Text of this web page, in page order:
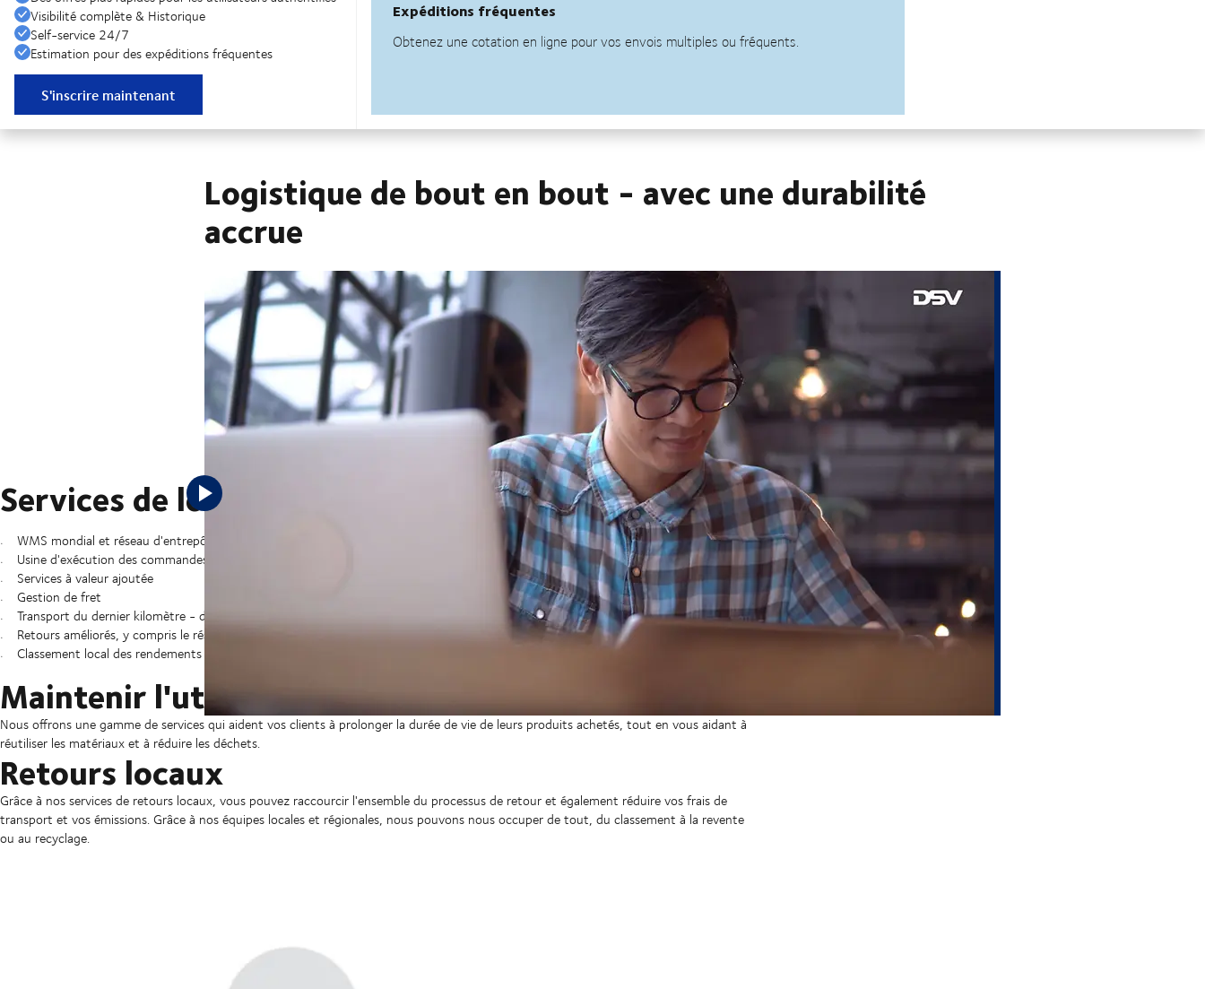
Visibilité complète & Historique
Self-service 24/7
Estimation pour des expéditions fréquentes
S'inscrire maintenant
Logistique de bout en bout - avec une durabilité
accrue
La logistique de la mode vous permet de garder une longueur d'avance avec tous les services logistiques dont vous avez besoin pour
réapprovisionner les magasins, acheminer les marchandises aux clients et introduire une plus grande durabilité dans votre chaîne
d'approvisionnement de la mode - des réparations et des remises à neuf jusqu'au recyclage.
Services de logistique de la mode
WMS mondial et réseau d'entrepôts
Usine d'exécution des commandes DSV
Services à valeur ajoutée
Gestion de fret
Transport du dernier kilomètre - distribution du dernier kilomètre
Retours améliorés, y compris le réseau de retours E-commerce
Classement local des rendements
Maintenir l'utilisation de ressources précieuses
Nous offrons une gamme de services qui aident vos clients à prolonger la durée de vie de leurs produits achetés, tout en vous aidant à
réutiliser les matériaux et à réduire les déchets.
Retours locaux
Grâce à nos services de retours locaux, vous pouvez raccourcir l'ensemble du processus de retour et également réduire vos frais de
transport et vos émissions. Grâce à nos équipes locales et régionales, nous pouvons nous occuper de tout, du classement à la revente
ou au recyclage.